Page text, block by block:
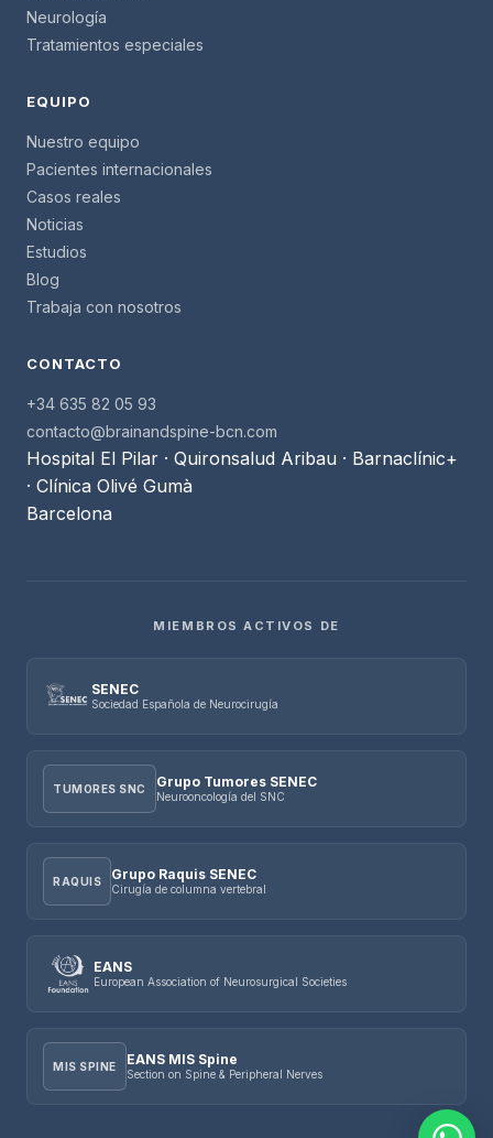
Neurología
Tratamientos especiales
EQUIPO
Nuestro equipo
Pacientes internacionales
Casos reales
Noticias
Estudios
Blog
Trabaja con nosotros
CONTACTO
+34 635 82 05 93
contacto@brainandspine-bcn.com
Hospital El Pilar · Quironsalud Aribau · Barnaclínic+
· Clínica Olivé Gumà
Barcelona
MIEMBROS ACTIVOS DE
SENEC
Sociedad Española de Neurocirugía
TUMORES SNC Grupo Tumores SENEC
Neurooncología del SNC
RAQUIS Grupo Raquis SENEC
Cirugía de columna vertebral
EANS
European Association of Neurosurgical Societies
MIS SPINE EANS MIS Spine
Section on Spine & Peripheral Nerves